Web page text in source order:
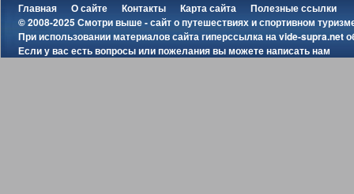
Главная О сайте Контакты Карта сайта
Полезные ссылки
© 2008-2025 Смотри выше - сайт о путешествиях и спортивном
При использовании материалов сайта гиперссылка наvide-supra.net
Если у вас есть вопросы или пожелания вы можетенаписать нам